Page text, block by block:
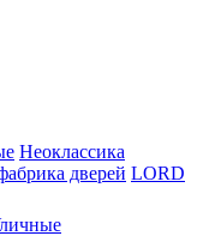
Неоклассика
дверей LORD